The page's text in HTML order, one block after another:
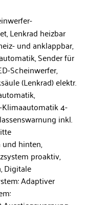
Lenkrad heizbar
und anklappbar,
Sender für
Scheinwerfer,
(Lenkrad) elektr.
4-
inkl.
hinten,
proaktiv,
Digitale
Adaptiver